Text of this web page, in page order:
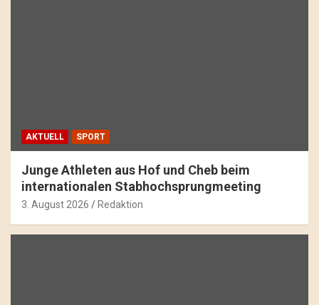
AKTUELL SPORT
Junge Athleten aus Hof und Cheb beim
internationalen Stabhochsprungmeeting
3. August 2026 Redaktion